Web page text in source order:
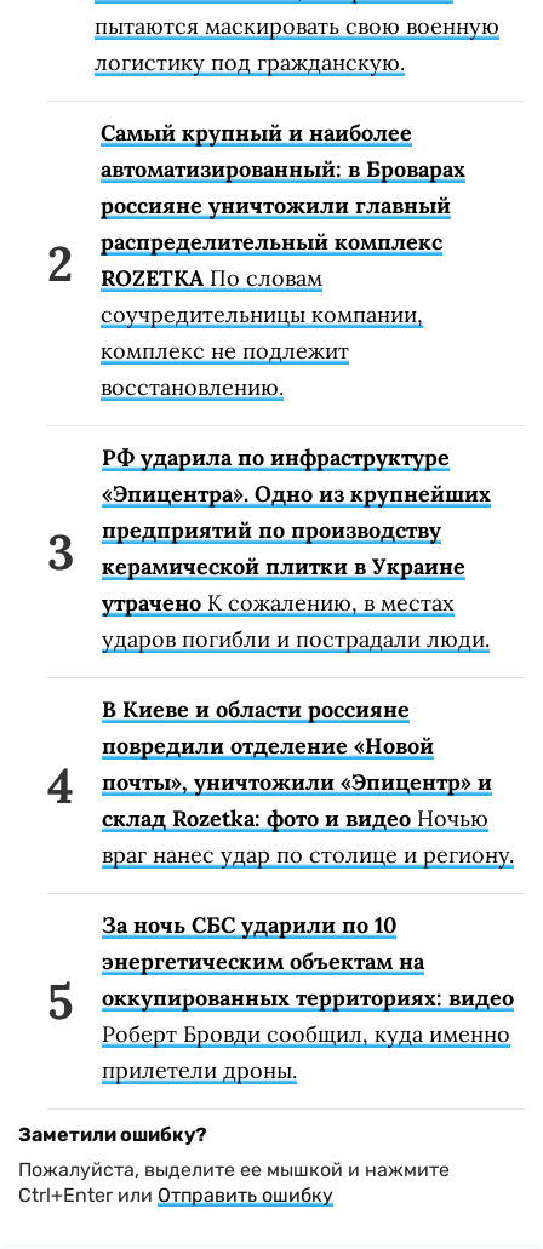
пытаются маскировать свою военную
логистику под гражданскую.
Самый крупный и наиболее
автоматизированный: в Броварах
россияне уничтожили главный
распределительный комплекс
ROZETKA По словам
соучредительницы компании,
комплекс не подлежит
восстановлению.
РФ ударила по инфраструктуре
«Эпицентра». Одно из крупнейших
предприятий по производству
керамической плитки в Украине
утрачено К сожалению, в местах
ударов погибли и пострадали люди.
В Киеве и области россияне
повредили отделение «Новой
почты», уничтожили «Эпицентр» и
склад Rozetka: фото и видео Ночью
враг нанес удар по столице и региону.
За ночь СБС ударили по 10
энергетическим объектам на
оккупированных территориях: видео
Роберт Бровди сообщил, куда именно
прилетели дроны.
Заметили ошибку?
Пожалуйста, выделите ее мышкой и нажмите
Ctrl+Enter или Отправить ошибку